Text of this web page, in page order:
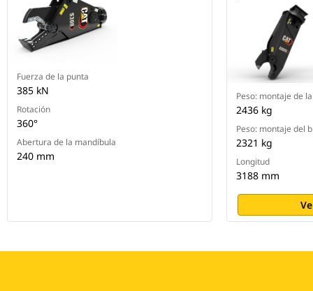
Fuerza de la punta
385 kN
Rotación
360°
Abertura de la mandíbula
240 mm
Peso: montaje de
2436 kg
Peso: montaje del
2321 kg
Longitud
3188 mm